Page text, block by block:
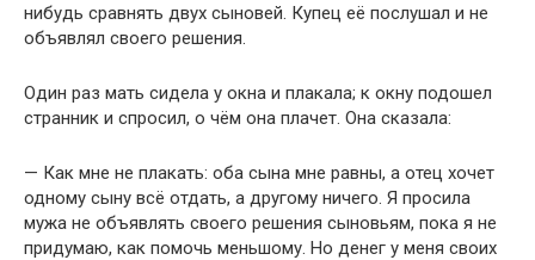
нибудь сравнять двух сыновей. Купец её послушал и не
объявлял своего решения.
Один раз мать сидела у окна и плакала; к окну подошел
странник и спросил, о чём она плачет. Она сказала:
— Как мне не плакать: оба сына мне равны, а отец хочет
одному сыну всё отдать, а другому ничего. Я просила
мужа не объявлять своего решения сыновьям, пока я не
придумаю, как помочь меньшому. Но денег у меня своих